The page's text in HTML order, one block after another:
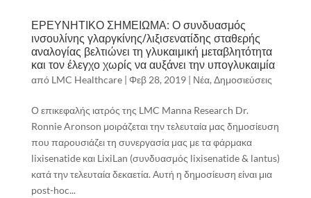
ΕΡΕΥΝΗΤΙΚΟ ΣΗΜΕΙΩΜΑ: Ο συνδυασμός
ινσουλίνης γλαργκίνης/λιξισενατίδης σταθερής
αναλογίας βελτιώνει τη γλυκαιμική μεταβλητότητα
και τον έλεγχο χωρίς να αυξάνει την υπογλυκαιμία
από LMC Healthcare| Φεβ 28, 2019| Νέα, Δημοσιεύσεις
Ο επικεφαλής ιατρός της LMC Manna Research Dr.
Ronnie Aronson μοιράζεται την τελευταία μας δημοσίευση
που παρουσιάζει τη συνεργασία μας με τα φάρμακα
lixisenatide και LixiLan (συνδυασμός lixisenatide & lantus)
κατά την τελευταία δεκαετία. Αυτή η δημοσίευση είναι μια
post-hoc...